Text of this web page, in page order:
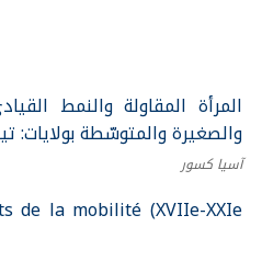
المرأة المقاولة والنمط
والصغيرة والمتوسّطة بولايات: تيزي
آسيا كسور
de la mobilité (XVIIe-XXIe